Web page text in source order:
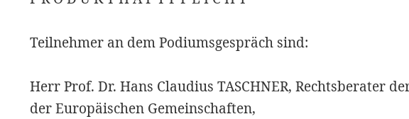
Teilnehmer an dem Podiumsgespräch sind:
Herr Prof. Dr. Hans Claudius TASCHNER, Rechtsberater
der Europäischen Gemeinschaften,